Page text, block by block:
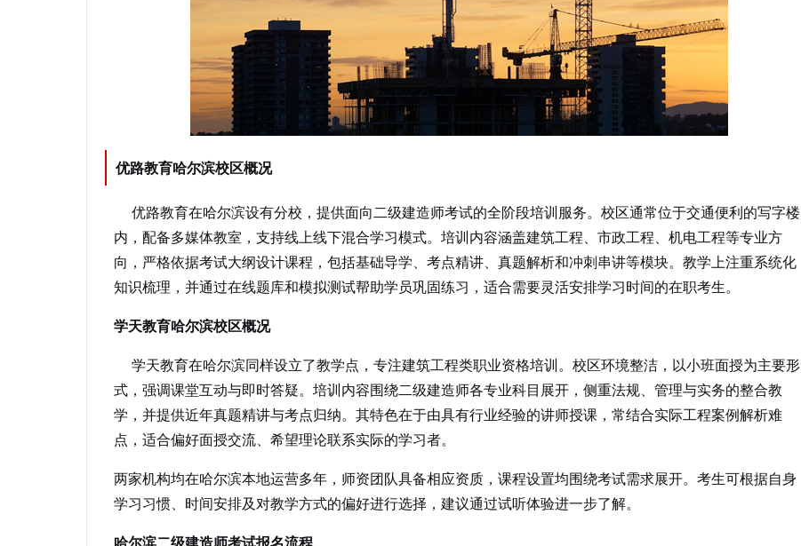
优路教育哈尔滨校区概况
优路教育在哈尔滨设有分校，提供面向二级建造师考试的全阶段培训服务。校区通常位于交通便利的写字楼
内，配备多媒体教室，支持线上线下混合学习模式。培训内容涵盖建筑工程、市政工程、机电工程等专业方
向，严格依据考试大纲设计课程，包括基础导学、考点精讲、真题解析和冲刺串讲等模块。教学上注重系统化
知识梳理，并通过在线题库和模拟测试帮助学员巩固练习，适合需要灵活安排学习时间的在职考生。
学天教育哈尔滨校区概况
学天教育在哈尔滨同样设立了教学点，专注建筑工程类职业资格培训。校区环境整洁，以小班面授为主要形
式，强调课堂互动与即时答疑。培训内容围绕二级建造师各专业科目展开，侧重法规、管理与实务的整合教
学，并提供近年真题精讲与考点归纳。其特色在于由具有行业经验的讲师授课，常结合实际工程案例解析难
点，适合偏好面授交流、希望理论联系实际的学习者。
两家机构均在哈尔滨本地运营多年，师资团队具备相应资质，课程设置均围绕考试需求展开。考生可根据自身
学习习惯、时间安排及对教学方式的偏好进行选择，建议通过试听体验进一步了解。
哈尔滨二级建造师考试报名流程